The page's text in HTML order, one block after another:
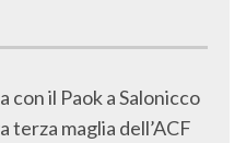
il Paok a Salonicco
terza maglia dell’ACF